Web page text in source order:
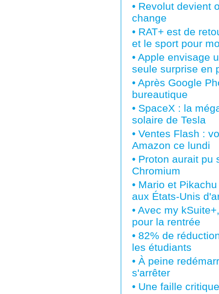
• Revolut devient
change
• RAT+ est de
et le sport pour
• Apple envisage
seule surprise en
• Après Google
bureautique
• SpaceX : la
solaire de Tesla
• Ventes Flash :
Amazon ce lundi
• Proton aurait pu
Chromium
• Mario et
aux États-Unis
• Avec my
pour la rentrée
• 82% de
les étudiants
• À peine
s'arrêter
• Une faille